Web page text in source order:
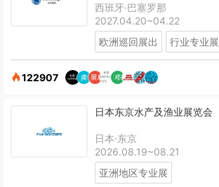
西班牙·巴塞罗那
2027.04.20~04.22
欧洲巡回展出
行业专业展
122907
日本东京水产及渔业展览会
日本·东京
2026.08.19~08.21
亚洲地区专业展